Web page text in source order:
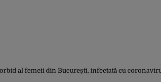
femeii din București, infectată cu coronavirus și găsită moartă în